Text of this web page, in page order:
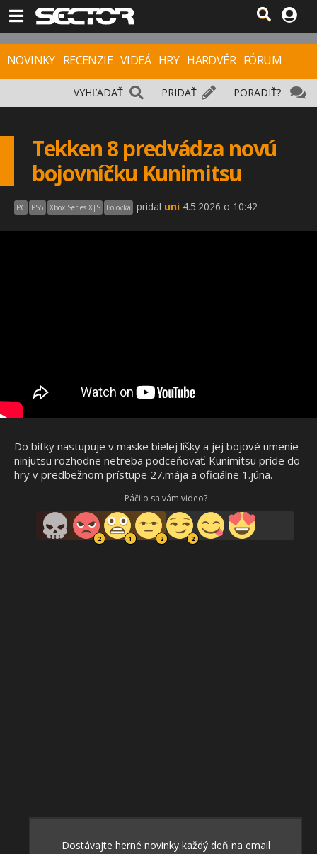
NOVINKY RECENZIE VIDEÁ HRY HARDVÉR FÓRUM
PORADIŤ?
PRIDAŤ
VYHĽADAŤ
Tekken 8 predvádza novú
bojovníčku Kunimitsu
PC PS5 Xbox Series X|S Bojovka pridal uni 4.5.2026 o 10:42
Do bitky nastupuje v maske bielej líšky a jej bojové umenie
ninjutsu rozhodne netreba podceňovať. Kunimitsu príde do
hry v predbežnom prístupe 27.mája a oficiálne 1.júna.
Páčilo sa vám video?